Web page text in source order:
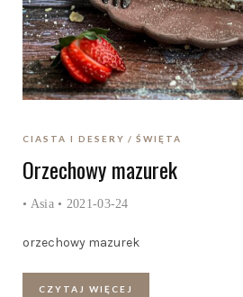
CIASTA I DESERY ŚWIĘTA
Orzechowy mazurek
• Asia • 2021-03-24
orzechowy mazurek
CZYTAJ WIĘCEJ